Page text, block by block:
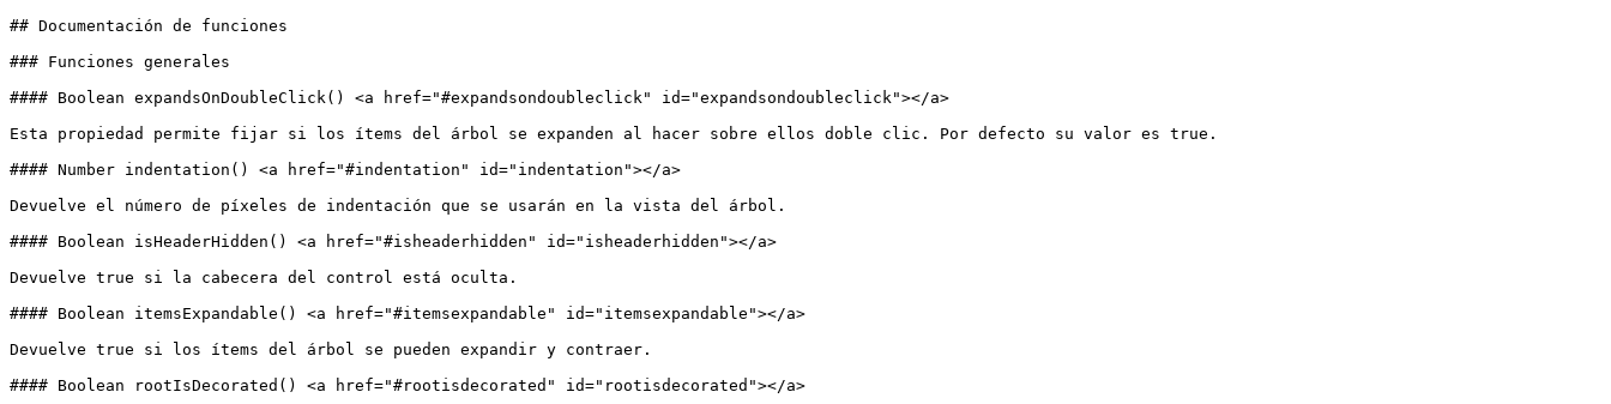
## Documentación de funciones
### Funciones generales
#### Boolean expandsOnDoubleClick() <a href="#expandsondoubleclick" id="expandsondoubleclick"></a>
Esta propiedad permite fijar si los ítems del árbol se expanden al hacer sobre ellos doble clic. Por defecto su valor es true.
#### Number indentation() <a href="#indentation" id="indentation"></a>
Devuelve el número de píxeles de indentación que se usarán en la vista del árbol.
#### Boolean isHeaderHidden() <a href="#isheaderhidden" id="isheaderhidden"></a>
Devuelve true si la cabecera del control está oculta.
#### Boolean itemsExpandable() <a href="#itemsexpandable" id="itemsexpandable"></a>
Devuelve true si los ítems del árbol se pueden expandir y contraer.
#### Boolean rootIsDecorated() <a href="#rootisdecorated" id="rootisdecorated"></a>